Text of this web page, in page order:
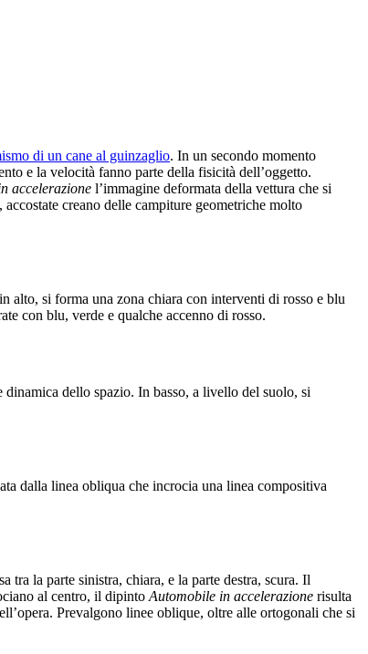
di un cane al guinzaglio. In un secondo momento
e la velocità fanno parte della fisicità dell’oggetto.
accelerazione l’immagine deformata della vettura che si
creano delle campiture geometriche molto
si forma una zona chiara con interventi di rosso e blu
con blu, verde e qualche accenno di rosso.
dello spazio. In basso, a livello del suolo, si
dalla linea obliqua che incrocia una linea compositiva
tra la parte sinistra, chiara, e la parte destra, scura. Il
al centro, il dipinto Automobile in accelerazione risulta
Prevalgono linee oblique, oltre alle ortogonali che si